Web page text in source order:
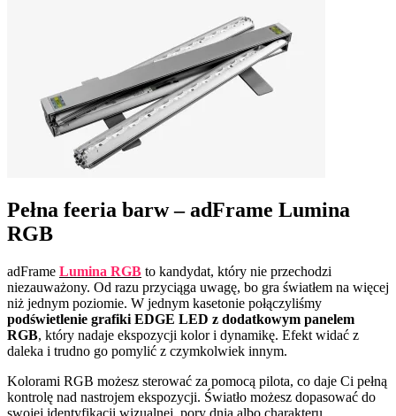
Pełna feeria barw – adFrame Lumina
RGB
adFrame Lumina RGB to kandydat, który nie przechodzi
niezauważony. Od razu przyciąga uwagę, bo gra światłem na więcej
niż jednym poziomie. W jednym kasetonie połączyliśmy
podświetlenie grafiki EDGE LED z dodatkowym panelem
RGB, który nadaje ekspozycji kolor i dynamikę. Efekt widać z
daleka i trudno go pomylić z czymkolwiek innym.
Kolorami RGB możesz sterować za pomocą pilota, co daje Ci pełną
kontrolę nad nastrojem ekspozycji. Światło możesz dopasować do